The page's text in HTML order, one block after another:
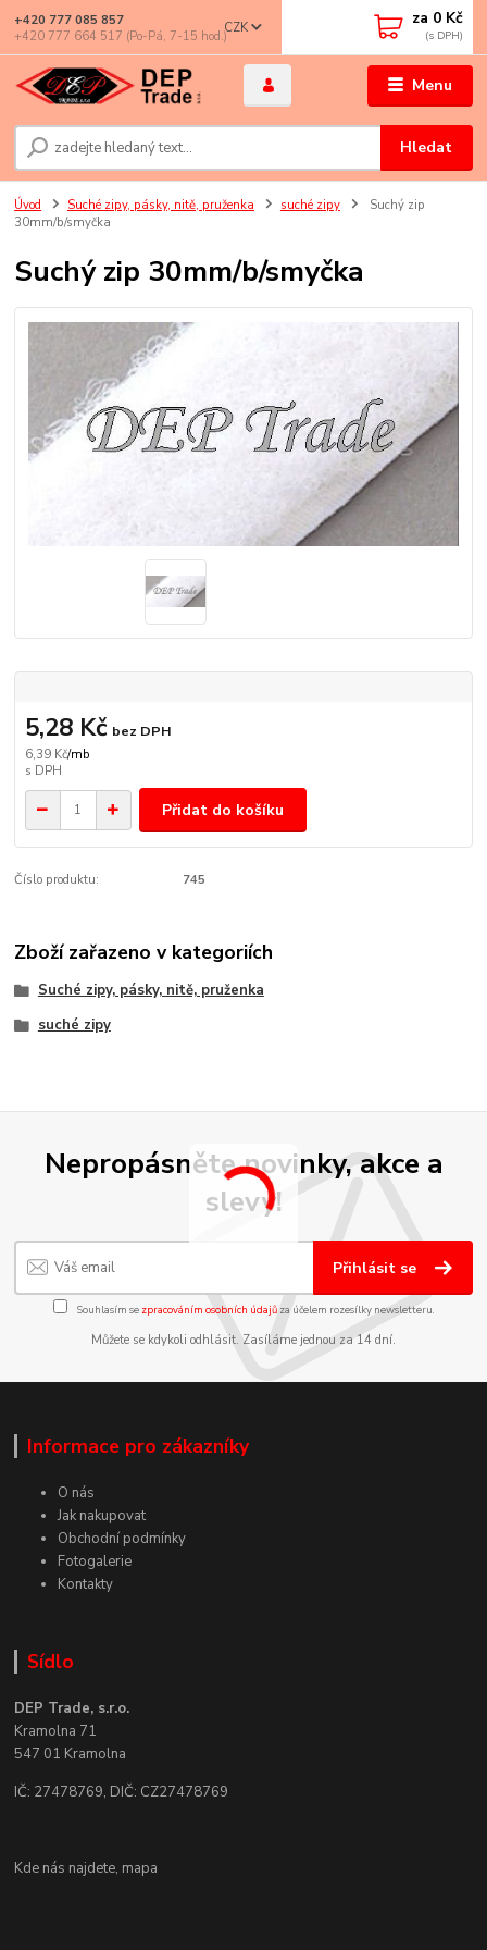
Menu
CZK
Hledat
+420 777 085 857
+420 777 664 517 (Po-Pá, 7-15 hod.)
za 0 Kč
Úvod Suché zipy, pásky, nitě, pruženka suché zipy
Suchý zip
30mm/b/smyčka
Suchý zip 30mm/b/smyčka
6,39 Kč/mb
5,28 Kč bez DPH
Přidat do košíku
Číslo produktu: 745
Zboží zařazeno v kategoriích
Suché zipy, pásky, nitě, pruženka
suché zipy
Nepropásněte novinky, akce a
slevy!
Přihlásit se
Souhlasím se zpracováním osobních údajůza účelem rozesílky newsletteru.
Můžete se kdykoli odhlásit. Zasíláme jednou za 14 dní.
Informace pro zákazníky
O nás
Jak nakupovat
Obchodní podmínky
Fotogalerie
Kontakty
Sídlo
DEP Trade, s.r.o.
Kramolna 71
547 01 Kramolna
IČ: 27478769, DIČ: CZ27478769
Kde nás najdete, mapa